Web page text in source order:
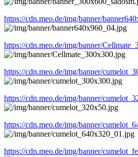
https://cdn.meo.de/img/banner/
https://cdn.meo.de/img/banner/
https://cdn.meo.de/img/banner/
https://cdn.meo.de/img/banner/
https://cdn.meo.de/img/banner/
https://cdn.meo.de/img/banner/